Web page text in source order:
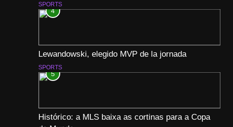
SPORTS
4
Lewandowski, elegido MVP de la jornada
SPORTS
5
Histórico: a MLS baixa as cortinas para a Copa